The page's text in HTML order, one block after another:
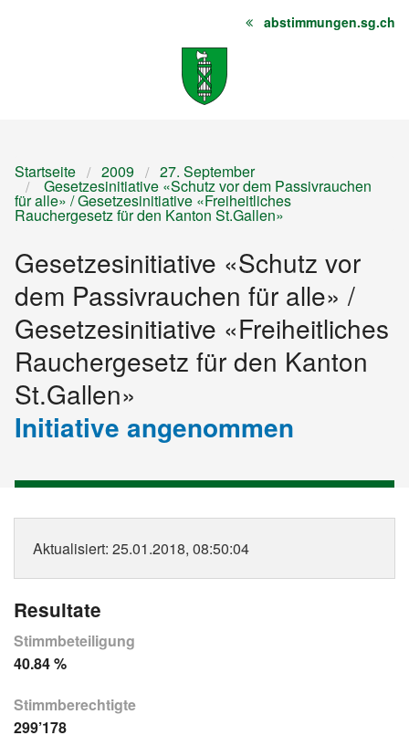
Startseite
Sitemap abstimmungen.sg.ch
Startseite 2009 27. September
Gesetzesinitiative «Schutz vor dem Passivrauchen
für alle» / Gesetzesinitiative «Freiheitliches
Rauchergesetz für den Kanton St.Gallen»
Gesetzesinitiative «Schutz vor
dem Passivrauchen für alle» /
Gesetzesinitiative «Freiheitliches
Rauchergesetz für den Kanton
St.Gallen»
Initiative angenommen
Aktualisiert: 25.01.2018, 08:50:04
Resultate
Stimmbeteiligung
40.84 %
Stimmberechtigte
299’178